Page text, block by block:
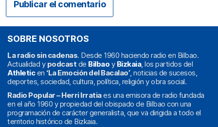
SOBRE NOSOTROS
La radio sin cadenas. Desde 1960 haciendo radio en Bilbao.
Actualidad y podcast de Bilbao y Bizkaia, los partidos del
Athleticen ‘La Emoción del Bacalao’, noticias de sucesos,
deportes, sociedad, cultura, política, religión y obra social.
Radio Popular – Herri Irratiaes una emisora de radio fundada
en el año 1960 y propiedad del obispado de Bilbao con una
programación de carácter generalista, que va dirigida a todo el
territorio histórico de Bizkaia.